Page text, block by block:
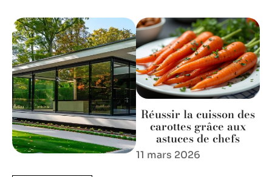
Réussir la cuisson des
carottes grâce aux
astuces de chefs
11 mars 2026